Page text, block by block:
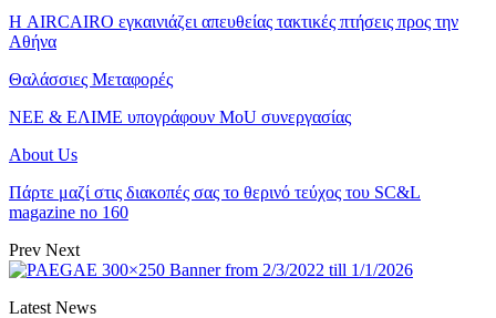
Η AIRCAIRO εγκαινιάζει απευθείας τακτικές πτήσεις προς την
Αθήνα
Θαλάσσιες Μεταφορές
ΝΕΕ & ΕΛΙΜΕ υπογράφουν MoU συνεργασίας
About Us
Πάρτε μαζί στις διακοπές σας το θερινό τεύχος του SC&L
magazine no 160
Prev Next
Latest News